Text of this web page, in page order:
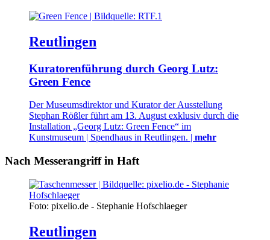
Reutlingen
Kuratorenführung durch Georg Lutz:
Green Fence
Der Museumsdirektor und Kurator der Ausstellung
Stephan Rößler führt am 13. August exklusiv durch die
Installation „Georg Lutz: Green Fence“ im
Kunstmuseum | Spendhaus in Reutlingen. | mehr
Nach Messerangriff in Haft
Foto: pixelio.de - Stephanie Hofschlaeger
Reutlingen